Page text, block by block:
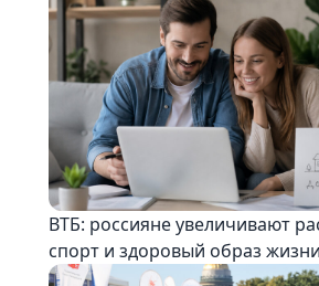
ВТБ: россияне увеличивают
спорт и здоровый образ жизни